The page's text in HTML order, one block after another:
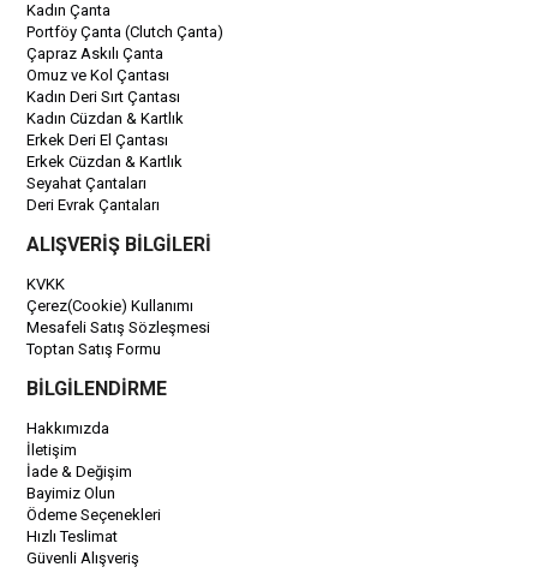
Kadın Çanta
Portföy Çanta (Clutch Çanta)
Çapraz Askılı Çanta
Omuz ve Kol Çantası
Kadın Deri Sırt Çantası
Kadın Cüzdan & Kartlık
Erkek Deri El Çantası
Erkek Cüzdan & Kartlık
Seyahat Çantaları
Deri Evrak Çantaları
ALIŞVERİŞ BİLGİLERİ
KVKK
Çerez(Cookie) Kullanımı
Mesafeli Satış Sözleşmesi
Toptan Satış Formu
BİLGİLENDİRME
Hakkımızda
İletişim
İade & Değişim
Bayimiz Olun
Ödeme Seçenekleri
Hızlı Teslimat
Güvenli Alışveriş